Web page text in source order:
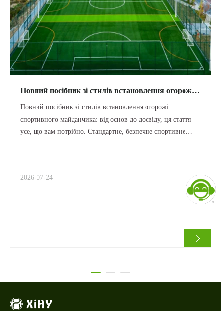
Повний посібник зі стилів встановлення огорожі
Повний посібник зі стилів встановлення огорожі
спортивного майданчика: від основ до досвіду, ця стаття —
усе, що вам потрібно. Стандартне, безпечне спортивне
того, чи ви встановлюєте
2026-07-24